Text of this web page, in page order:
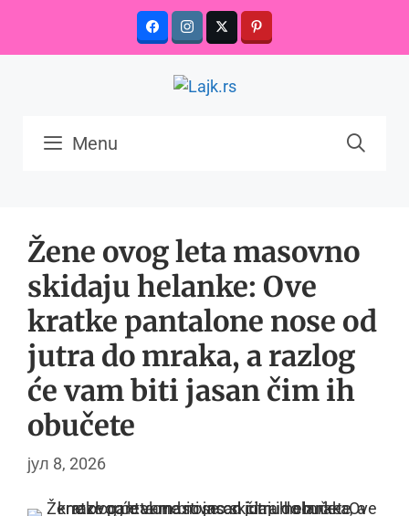
content
Menu
Žene ovog leta masovno
skidaju helanke: Ove
kratke pantalone nose od
jutra do mraka, a razlog
će vam biti jasan čim ih
obučete
јул 8, 2026